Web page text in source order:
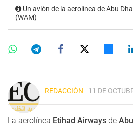
Un avión de la aerolínea de Abu
(WAM)
REDACCIÓN 11 DE
La aerolínea Etihad Airways de